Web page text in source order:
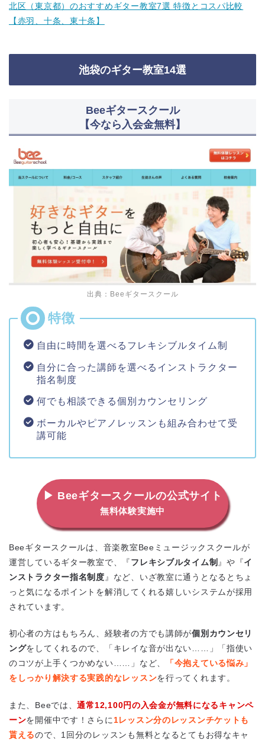
北区（東京都）のおすすめギター教室7選 特徴とコスパ比較
【赤羽、十条、東十条】
池袋のギター教室14選
Beeギタースクール
【今なら入会金無料】
出典：Beeギタースクール
自由に時間を選べるフレキシブルタイム制
自分に合った講師を選べるインストラクター
指名制度
何でも相談できる個別カウンセリング
ボーカルやピアノレッスンも組み合わせて受
講可能
▶ Beeギタースクールの公式サイト
無料体験実施中
Beeギタースクールは、音楽教室Beeミュージックスクールが
運営しているギター教室で、『フレキシブルタイム制 』や『イ
ンストラクター指名制度 』など、いざ教室に通うとなるとちょ
っと気になるポイントを解消してくれる嬉しいシステムが採用
されています。
初心者の方はもちろん、経験者の方でも講師が個別カウンセリ
ングをしてくれるので、「キレイな音が出ない……」「指使い
のコツが上手くつかめない……」など、
「今抱えている悩み」
をしっかり解決する実践的なレッスンを行ってくれます。
また、Beeでは、通常12,100円の入会金が無料になるキャンペ
ーンを開催中です！さらに1レッスン分のレッスンチケットも
貰えるので、1回分のレッスンも無料となるとてもお得なキャ